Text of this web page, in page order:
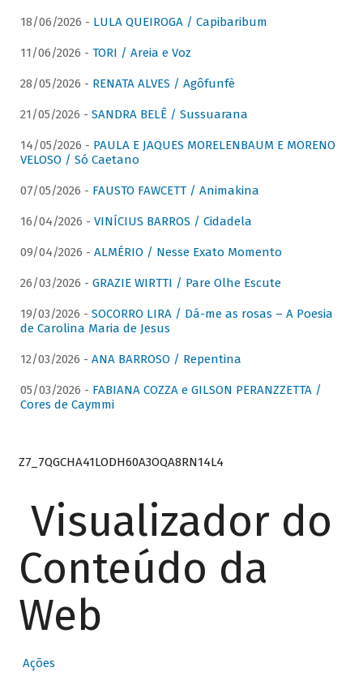
18/06/2026 - LULA QUEIROGA / Capibaribum
11/06/2026 - TORI / Areia e Voz
28/05/2026 - RENATA ALVES / Agôfunfè
21/05/2026 - SANDRA BELÊ / Sussuarana
14/05/2026 - PAULA E JAQUES MORELENBAUM E MORENO
VELOSO / Só Caetano
07/05/2026 - FAUSTO FAWCETT / Animakina
16/04/2026 - VINÍCIUS BARROS / Cidadela
09/04/2026 - ALMÉRIO / Nesse Exato Momento
26/03/2026 - GRAZIE WIRTTI / Pare Olhe Escute
19/03/2026 - SOCORRO LIRA / Dá-me as rosas – A Poesia
de Carolina Maria de Jesus
12/03/2026 - ANA BARROSO / Repentina
05/03/2026 - FABIANA COZZA e GILSON PERANZZETTA /
Cores de Caymmi
Z7_7QGCHA41LODH60A3OQA8RN14L4
Visualizador do
Conteúdo da
Web
Ações